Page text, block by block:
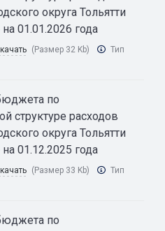
округа Тольятти
01.01.2026 года
(Размер 32 Kb)
Тип
по
структуре расходов
округа Тольятти
01.12.2025 года
(Размер 33 Kb)
Тип
по